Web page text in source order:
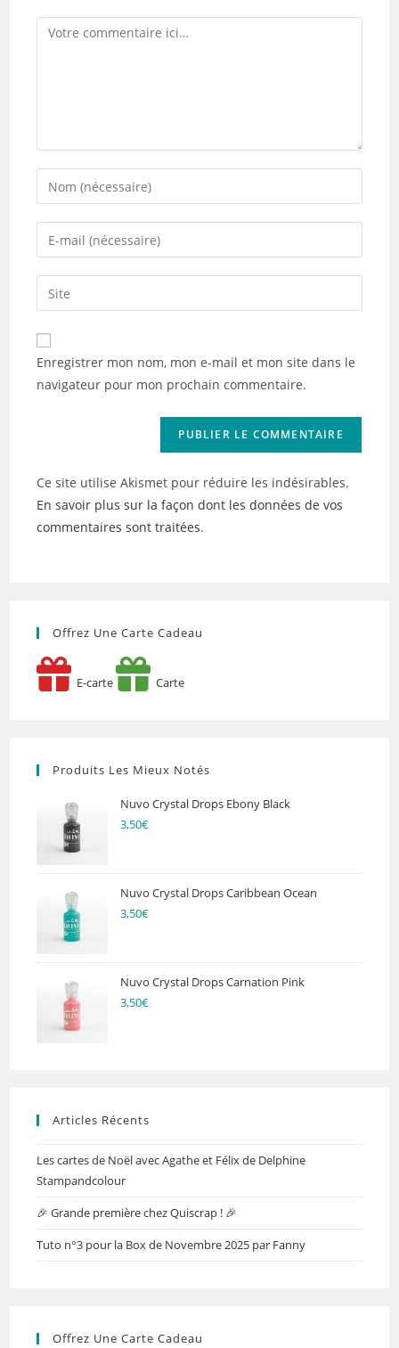
Comment
Enter
your
name
comment
Enter
your
email
address
comment
Saisir
l’URL
de
votre
(facultatif)
Enregistrer mon nom, mon e-mail et mon site dans le
navigateur pour mon prochain commentaire.
Ce site utilise Akismet pour réduire les indésirables.
En savoir plus sur la façon dont les données de vos
commentaires sont traitées.
Offrez Une Carte Cadeau
E-carte Carte
Produits Les Mieux Notés
Nuvo Crystal Drops Ebony Black
3,50€
Nuvo Crystal Drops Caribbean Ocean
3,50€
Nuvo Crystal Drops Carnation Pink
3,50€
Articles Récents
Les cartes de Noël avec Agathe et Félix de Delphine
Stampandcolour
🎉 Grande première chez Quiscrap ! 🎉
Tuto n°3 pour la Box de Novembre 2025 par Fanny
Offrez Une Carte Cadeau